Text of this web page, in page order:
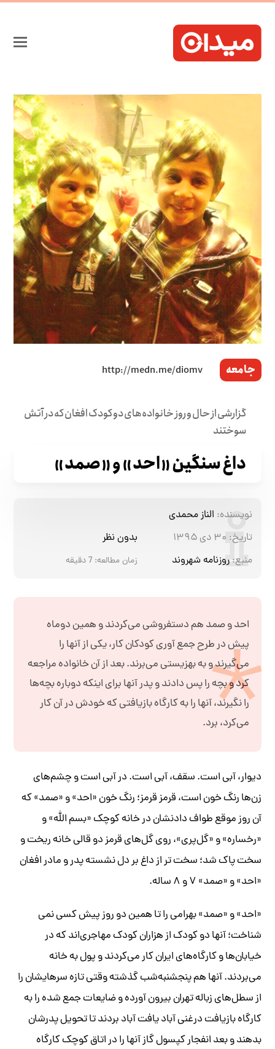
جامعه
گزارشی از حال و روز خانواده‌های دو کودک افغان که در آتش
سوختند
داغ سنگین «احد» و «صمد»
نویسنده: الناز محمدی
تاریخ: ۳۰ دی ۱۳۹۵
بدون نظر
منبع: روزنامه شهروند زمان مطالعه: 7دقیقه
احد و صمد هم دستفروشی می‌کردند و همین دوماه
پیش در طرح جمع آوری کودکان کار، یکی از آنها را
می‌گیرند و به بهزیستی می‌برند. بعد از آن خانواده مراجعه
کرد و بچه را پس دادند و پدر آنها برای اینکه دوباره بچه‌ها
را نگیرند، آنها را به کارگاه بازیافتی که خودش در آن کار
می‌کرد، برد.
دیوار، آبی است. سقف، آبی است. در آبی است و چشم‌های
زن‌ها رنگ خون است، قرمز قرمز؛ رنگ خون «احد» و «صمد» که
آن روز موقع طواف دادنشان در خانه کوچک «بسم الله» و
«رخساره» و «گل‌پری»، روی گل‌های قرمز دو قالی خانه ریخت و
سخت پاک شد؛ سخت تر از داغ بر دل نشسته پدر و مادر افغان
«احد» و «صمد» ۷ و ۸ ساله.
«احد» و «صمد» بهرامی را تا همین دو روز پیش کسی نمی
شناخت؛ آنها دو کودک از هزاران کودک مهاجری‌اند که در
خیابان‌ها و کارگاه‌های ایران کار می‌کردند و پول به خانه
می‌بردند. آنها هم پنجشنبه‌شب گذشته وقتی تازه سرهایشان را
از سطل‌های زباله تهران بیرون آورده و ضایعات جمع شده را به
کارگاه بازیافت درغنی آباد یافت آباد بردند تا تحویل پدرشان
بدهند و بعد انفجار کپسول گاز آنها را در اتاق کوچک کارگاه